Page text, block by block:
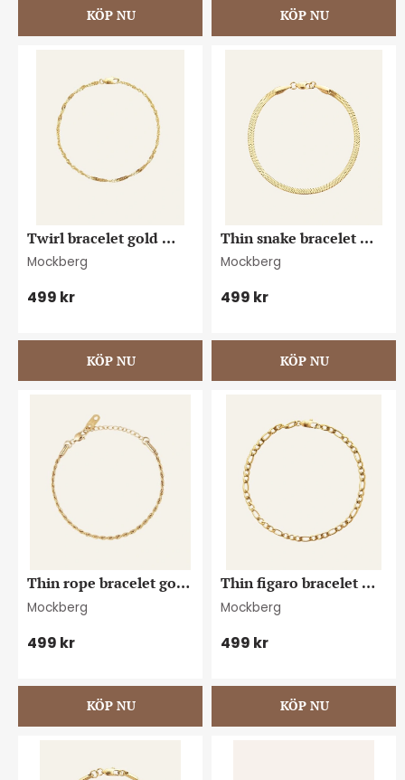
Twirl bracelet gold
medium
Mockberg
499 kr
Thin snake bracelet
gold medium
Mockberg
499 kr
Thin rope bracelet gold
medium
Mockberg
499 kr
Thin figaro bracelet
gold medium
Mockberg
499 kr